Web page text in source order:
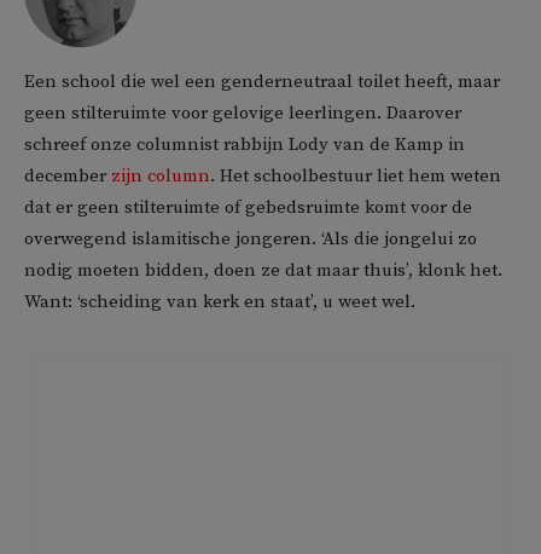
Een school die wel een genderneutraal toilet heeft, maar
geen stilteruimte voor gelovige leerlingen. Daarover
schreef onze columnist rabbijn Lody van de Kamp in
december zijn column. Het schoolbestuur liet hem weten
dat er geen stilteruimte of gebedsruimte komt voor de
overwegend islamitische jongeren. ‘Als die jongelui zo
nodig moeten bidden, doen ze dat maar thuis’, klonk het.
Want: ‘scheiding van kerk en staat’, u weet wel.